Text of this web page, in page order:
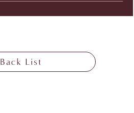
Back List